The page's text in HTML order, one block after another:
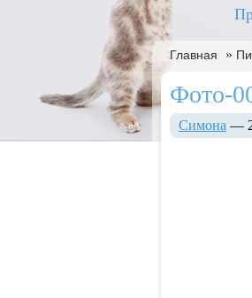
Главная »
Фото-
Симона —